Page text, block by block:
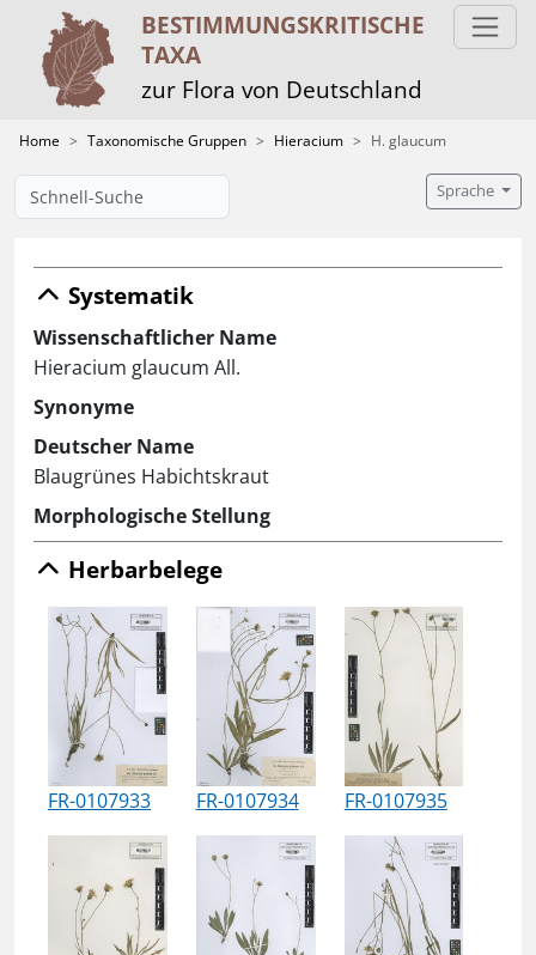
BESTIMMUNGS­KRITISCHE
TAXA
zur Flora von Deutschland
Home Taxonomische Gruppen Hieracium H. glaucum
Sprache
Systematik
Wissenschaftlicher Name
Hieracium glaucum All.
Synonyme
Deutscher Name
Blaugrünes Habichtskraut
Morphologische Stellung
Herbarbelege
FR-0107933 FR-0107934 FR-0107935